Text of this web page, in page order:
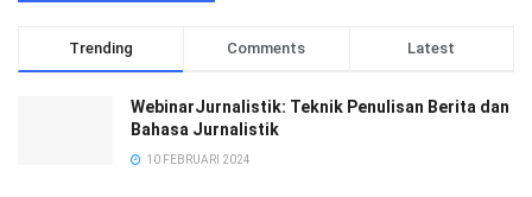
Trending Comments Latest
WebinarJurnalistik: Teknik Penulisan Berita dan
Bahasa Jurnalistik
10 FEBRUARI 2024